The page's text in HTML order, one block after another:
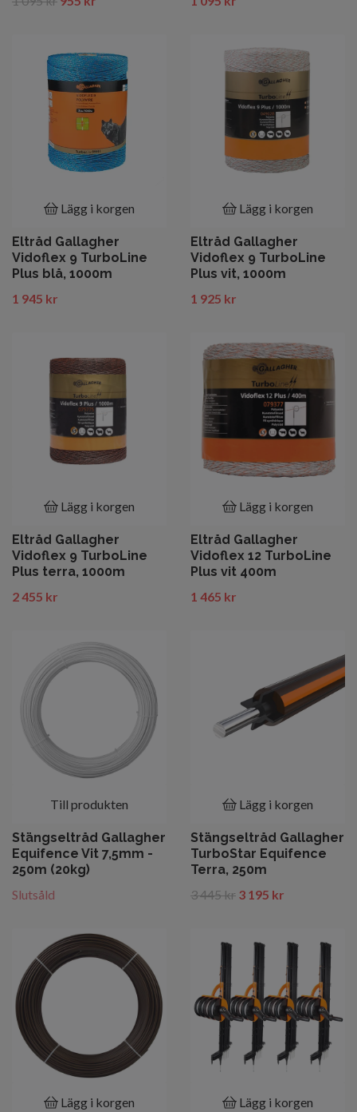
Lägg i korgen
Eltråd Gallagher
Vidoflex 9 TurboLine
Plus blå, 1000m
1 945 kr
Lägg i korgen
Eltråd Gallagher
Vidoflex 9 TurboLine
Plus vit, 1000m
1 925 kr
Lägg i korgen
Eltråd Gallagher
Vidoflex 9 TurboLine
Plus terra, 1000m
2 455 kr
Lägg i korgen
Eltråd Gallagher
Vidoflex 12 TurboLine
Plus vit 400m
1 465 kr
Till produkten
Stängseltråd Gallagher
Equifence Vit 7,5mm -
250m (20kg)
Slutsåld
Lägg i korgen
Stängseltråd Gallagher
TurboStar Equifence
Terra, 250m
3 445 kr 3 195 kr
Lägg i korgen Lägg i korgen